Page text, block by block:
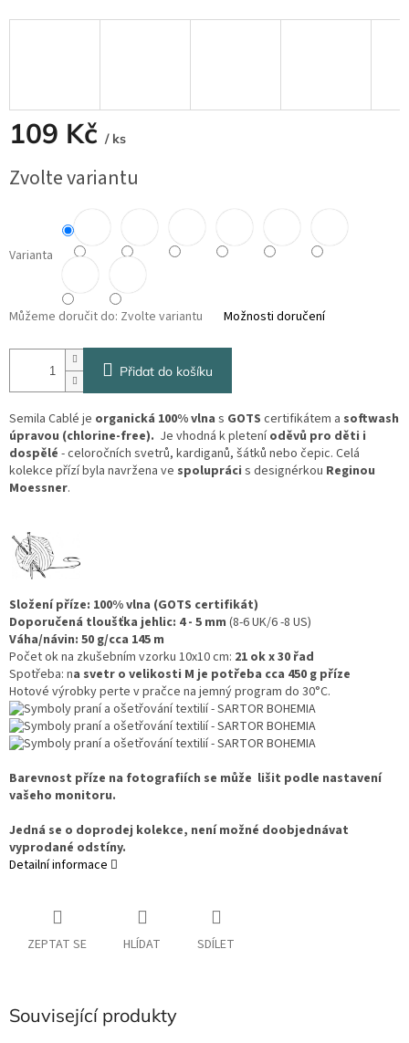
109 Kč / ks
cena:
Zvolte variantu
Varianta
Můžeme doručit do: Zvolte variantu Možnosti doručení
Přidat do košíku
Semila Cablé je organická 100% vlna s GOTS certifikátem a softwash
úpravou (chlorine-free). Je vhodná k pleteníoděvů pro děti i
dospělé - celoročních svetrů, kardiganů, šátků nebo čepic. Celá
kolekce přízí byla navržena ve spolupráci s designérkou Reginou
Moessner.
Složení příze: 100% vlna (GOTS certifikát)
Doporučená tloušťka jehlic: 4 - 5 mm (8-6 UK/6 -8 US)
Váha/návin: 50 g/cca 145 m
Počet ok na zkušebním vzorku 10x10 cm: 21 ok x 30 řad
Spotřeba: na svetr o velikosti M je potřeba cca 450 g příze
Hotové výrobky perte v pračce na jemný program do 30°C.
Barevnost příze na fotografiích se může lišit podle nastavení
vašeho monitoru.
Jedná se o doprodej kolekce, není možné doobjednávat
vyprodané odstíny.
Detailní informace
ZEPTAT SE HLÍDAT SDÍLET
Související produkty